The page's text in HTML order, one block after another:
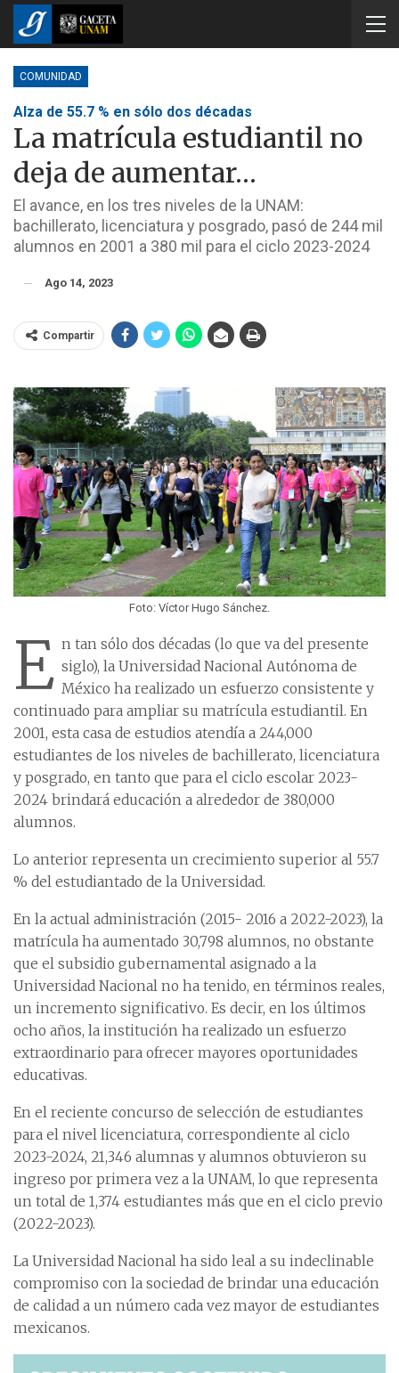
COMUNIDAD
Alza de 55.7 % en sólo dos décadas
La matrícula estudiantil no
deja de aumentar…
El avance, en los tres niveles de la UNAM:
bachillerato, licenciatura y posgrado, pasó de 244 mil
alumnos en 2001 a 380 mil para el ciclo 2023-2024
Ago 14, 2023
Compartir
Foto: Víctor Hugo Sánchez.
E n tan sólo dos décadas (lo que va del presente
siglo), la Universidad Nacional Autónoma de
México ha realizado un esfuerzo consistente y
continuado para ampliar su matrícula estudiantil. En
2001, esta casa de estudios atendía a 244,000
estudiantes de los niveles de bachillerato, licenciatura
y posgrado, en tanto que para el ciclo escolar 2023-
2024 brindará educación a alrededor de 380,000
alumnos.
Lo anterior representa un crecimiento superior al 55.7
% del estudiantado de la Universidad.
En la actual administración (2015- 2016 a 2022-2023), la
matrícula ha aumentado 30,798 alumnos, no obstante
que el subsidio gubernamental asignado a la
Universidad Nacional no ha tenido, en términos reales,
un incremento significativo. Es decir, en los últimos
ocho años, la institución ha realizado un esfuerzo
extraordinario para ofrecer mayores oportunidades
educativas.
En el reciente concurso de selección de estudiantes
para el nivel licenciatura, correspondiente al ciclo
2023-2024, 21,346 alumnas y alumnos obtuvieron su
ingreso por primera vez a la UNAM, lo que representa
un total de 1,374 estudiantes más que en el ciclo previo
(2022-2023).
La Universidad Nacional ha sido leal a su indeclinable
compromiso con la sociedad de brindar una educación
de calidad a un número cada vez mayor de estudiantes
mexicanos.